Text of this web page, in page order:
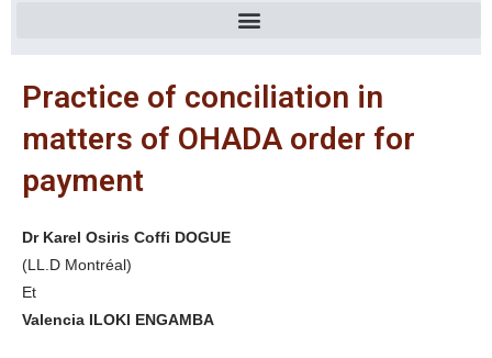
Practice of conciliation in
matters of OHADA order for
payment
Dr Karel Osiris Coffi DOGUE
(LL.D Montréal)
Et
Valencia ILOKI ENGAMBA